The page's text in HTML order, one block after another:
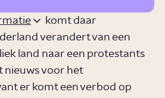
komt daar
verandert van een
land naar een protestants
nieuws voor het
er komt een verbod op